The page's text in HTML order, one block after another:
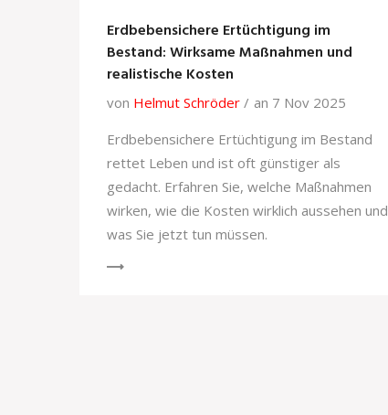
Erdbebensichere Ertüchtigung im
Bestand: Wirksame Maßnahmen und
realistische Kosten
von Helmut Schröder
an 7 Nov 2025
Erdbebensichere Ertüchtigung im Bestand
rettet Leben und ist oft günstiger als
gedacht. Erfahren Sie, welche Maßnahmen
wirken, wie die Kosten wirklich aussehen und
was Sie jetzt tun müssen.